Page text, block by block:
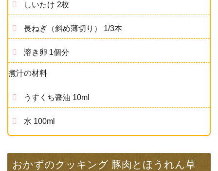
しいたけ 2枚
長ねぎ（斜め薄切り） 1/3本
溶き卵 1個分
煮汁の材料
うすくち醤油 10ml
水 100ml
おかずのクッキング 豚肉とほうれん草